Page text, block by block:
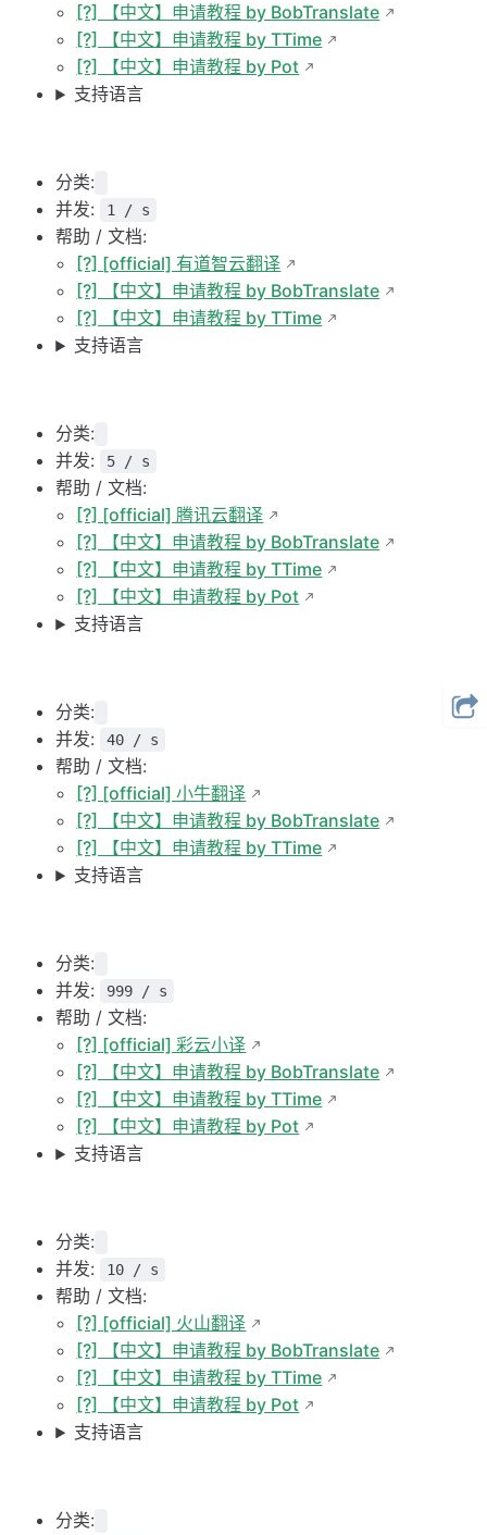
[?] 【中文】申请教程 by BobTranslate
[?] 【中文】申请教程 by TTime
[?] 【中文】申请教程 by Pot
支持语言
分类:
并发:
1 / s
帮助 / 文档:
[?] [official] 有道智云翻译
[?] 【中文】申请教程 by BobTranslate
[?] 【中文】申请教程 by TTime
支持语言
分类:
并发:
5 / s
帮助 / 文档:
[?] [official] 腾讯云翻译
[?] 【中文】申请教程 by BobTranslate
[?] 【中文】申请教程 by TTime
[?] 【中文】申请教程 by Pot
支持语言
分类:
并发:
40 / s
帮助 / 文档:
[?] [official] 小牛翻译
[?] 【中文】申请教程 by BobTranslate
[?] 【中文】申请教程 by TTime
支持语言
分类:
并发:
999 / s
帮助 / 文档:
[?] [official] 彩云小译
[?] 【中文】申请教程 by BobTranslate
[?] 【中文】申请教程 by TTime
[?] 【中文】申请教程 by Pot
支持语言
分类:
并发:
10 / s
帮助 / 文档:
[?] [official] 火山翻译
[?] 【中文】申请教程 by BobTranslate
[?] 【中文】申请教程 by TTime
[?] 【中文】申请教程 by Pot
支持语言
分类: